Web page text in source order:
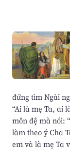
đứng tìm Ngài
“Ai là mẹ Ta, ai
môn đệ mà nói:
làm theo ý Cha
em và là mẹ Ta